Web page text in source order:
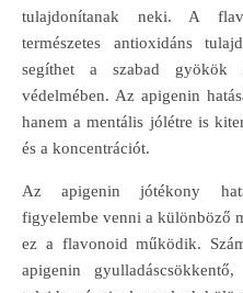
tulajdonítanak neki. A
természetes antioxidáns
segíthet a szabad gyökök
védelmében. Az apigenin
hanem a mentális jólétre is
és a koncentrációt.
Az apigenin jótékony
figyelembe venni a különböző
ez a flavonoid működik.
apigenin